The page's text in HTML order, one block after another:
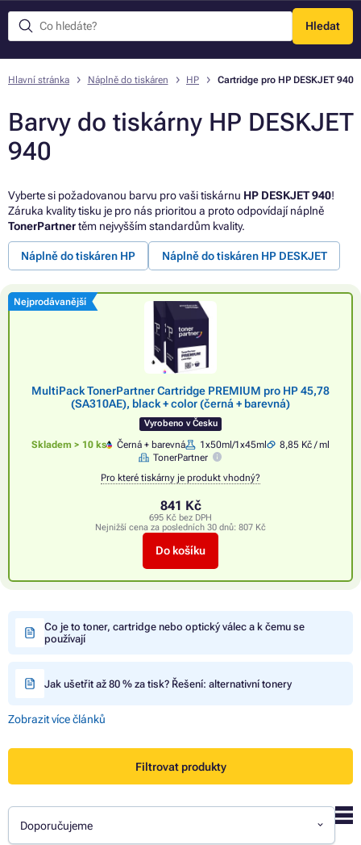
Hledat
Menu
Hlavní stránka Náplně do tiskáren HP Cartridge pro HP DESKJET 940
Barvy do tiskárny HP DESKJET
940
Vyberte si požadovanou barvu pro vaši tiskárnu HP DESKJET 940!
Záruka kvality tisku je pro nás prioritou a proto odpovídají náplně
TonerPartnertěm nejvyšším standardům kvality.
Náplně do tiskáren HP Náplně do tiskáren HP DESKJET
Nejprodávanější
MultiPack TonerPartner Cartridge PREMIUM pro HP 45,78
(SA310AE), black + color (černá + barevná)
Vyrobeno v Česku
Skladem > 10 ks Černá + barevná 1x50ml/1x45ml
8,85 Kč / ml
TonerPartner
Pro které tiskárny je produkt vhodný?
841 Kč
695 Kč bez DPH
Nejnižší cena za posledních 30 dnů: 807 Kč
Do košíku
Co je to toner, cartridge nebo optický válec a k čemu se
používají
Jak ušetřit až 80 % za tisk? Řešení: alternativní tonery
Zobrazit více článků
Filtrovat produkty
Doporučujeme